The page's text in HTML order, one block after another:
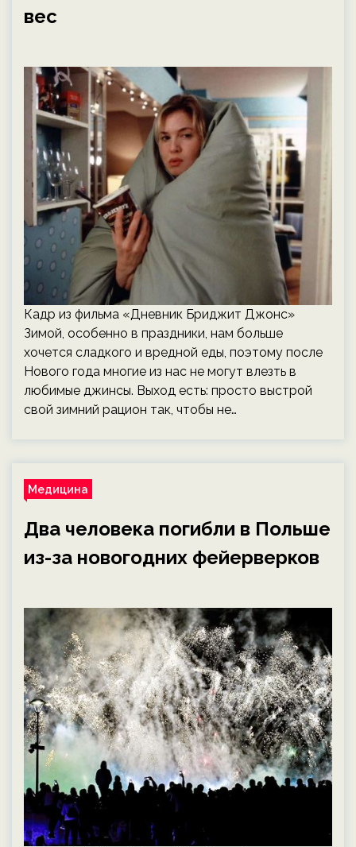
вес
Кадр из фильма «Дневник Бриджит Джонс»
Зимой, особенно в праздники, нам больше
хочется сладкого и вредной еды, поэтому после
Нового года многие из нас не могут влезть в
любимые джинсы. Выход есть: просто выстрой
свой зимний рацион так, чтобы не…
Медицина
Два человека погибли в Польше
из-за новогодних фейерверков